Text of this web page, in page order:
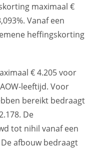
maximaal €
Vanaf een
heffingskorting
€ 4.205 voor
leeftijd. Voor
bereikt bedraagt
De
tot nihil vanaf een
afbouw bedraagt